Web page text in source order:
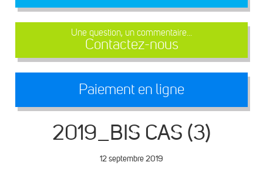
Une question, un commentaire...
Contactez-nous
Paiement en ligne
2019_BIS CAS (3)
12 septembre 2019